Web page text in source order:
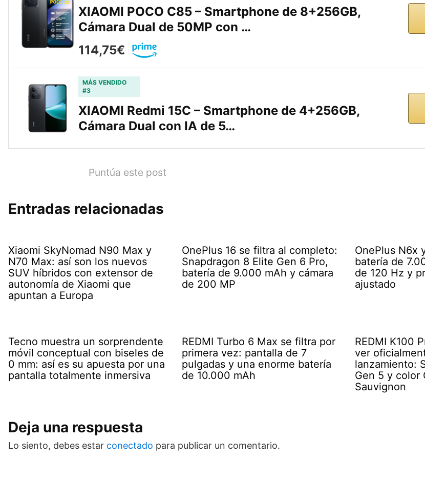
XIAOMI POCO C85 – Smartphone de 8+256GB,
Cámara Dual de 50MP con …
114,75€
MÁS VENDIDO
#3
XIAOMI Redmi 15C – Smartphone de 4+256GB,
Cámara Dual con IA de 5…
Puntúa este post
Entradas relacionadas
Xiaomi SkyNomad N90 Max y
N70 Max: así son los nuevos
SUV híbridos con extensor de
autonomía de Xiaomi que
apuntan a Europa
OnePlus 16 se filtra al completo:
Snapdragon 8 Elite Gen 6 Pro,
batería de 9.000 mAh y cámara
de 200 MP
OnePlus N6x
batería de
de 120 Hz y
ajustado
Tecno muestra un sorprendente
móvil conceptual con biseles de
0 mm: así es su apuesta por una
pantalla totalmente inmersiva
REDMI Turbo 6 Max se filtra por
primera vez: pantalla de 7
pulgadas y una enorme batería
de 10.000 mAh
REDMI K100
ver
lanzamiento:
Gen 5 y color
Sauvignon
Deja una respuesta
Lo siento, debes estar conectado para publicar un comentario.